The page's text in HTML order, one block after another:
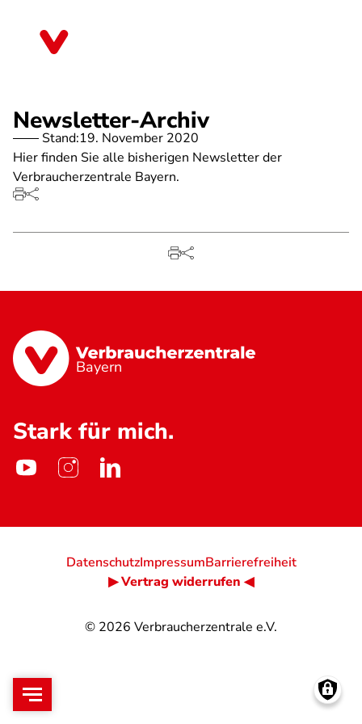
Newsletter-Archiv
Stand:19. November 2020
Hier finden Sie alle bisherigen Newsletter der
Verbraucherzentrale Bayern.
Bayern
Stark für mich.
© 2026 Verbraucherzentrale e.V.
DatenschutzImpressumBarrierefreiheit
▶ Vertrag widerrufen ◀